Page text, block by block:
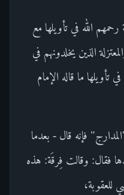
الله في تأويلها مع
الذين يخلدونهم في
تأويلها ما قاله الإمام
فإنه قال - بعدما
فقال: وقالت فِرقَة: هذه
للعقوبة،